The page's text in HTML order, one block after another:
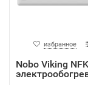
избранное
Nobo Viking